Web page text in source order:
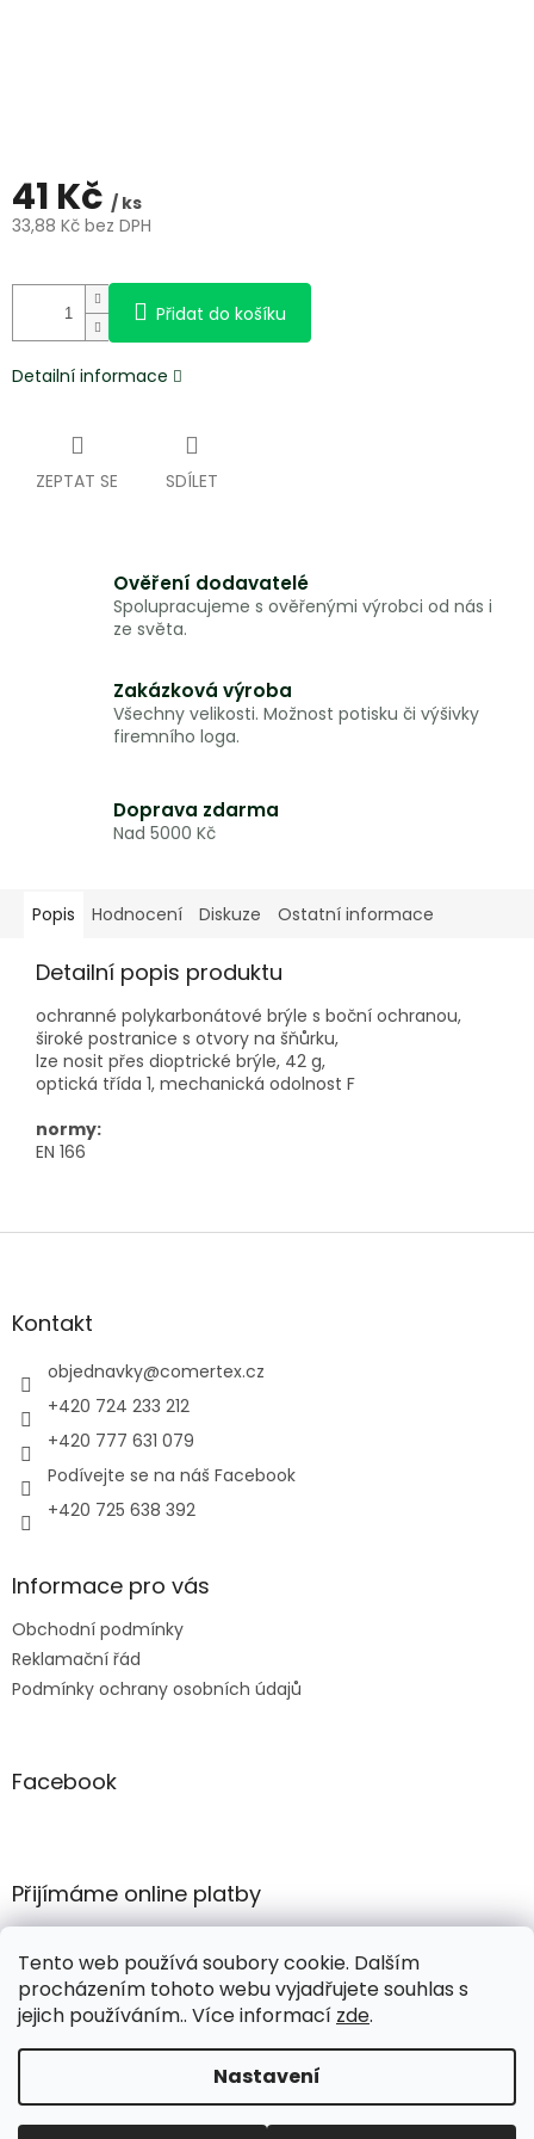
Tento web používá soubory cookie. Dalším
procházením tohoto webu vyjadřujete souhlas s
jejich používáním.. Více informací zde.
Nastavení
41 Kč / ks
33,88 Kč bez DPH
cena:
Přidat do košíku
Detailní informace
ZEPTAT SE SDÍLET
Ověření dodavatelé
Spolupracujeme s ověřenými výrobci od nás i
ze světa.
Zakázková výroba
Všechny velikosti. Možnost potisku či výšivky
firemního loga.
Doprava zdarma
Nad 5000 Kč
Popis Hodnocení Diskuze Ostatní informace
Detailní popis produktu
ochranné polykarbonátové brýle s boční ochranou,
široké postranice s otvory na šňůrku,
lze nosit přes dioptrické brýle, 42 g,
optická třída 1, mechanická odolnost F
normy:
EN 166
Z
aKontakt
objednavky@comertex.cz
+420 724 233 212
+420 777 631 079
Podívejte se na náš Facebook
+420 725 638 392
Informace pro vás
Obchodní podmínky
Reklamační řád
Podmínky ochrany osobních údajů
Facebook
Přijímáme online platby
Vytvořil Shoptet
Copyright 2026COMERTEX e-shop. Všechna práva